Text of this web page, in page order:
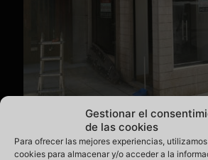
Gestionar el
de las cookies
Para ofrecer las mejores experiencias,
cookies para almacenar y/o acceder a la